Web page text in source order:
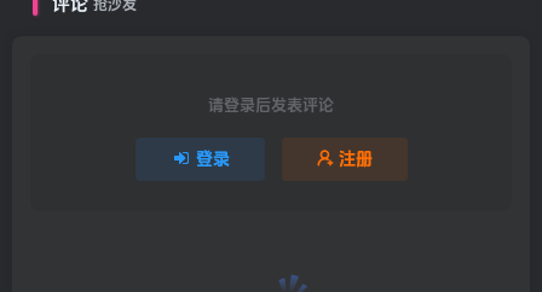
评论 抢沙发
请登录后发表评论
登录 注册